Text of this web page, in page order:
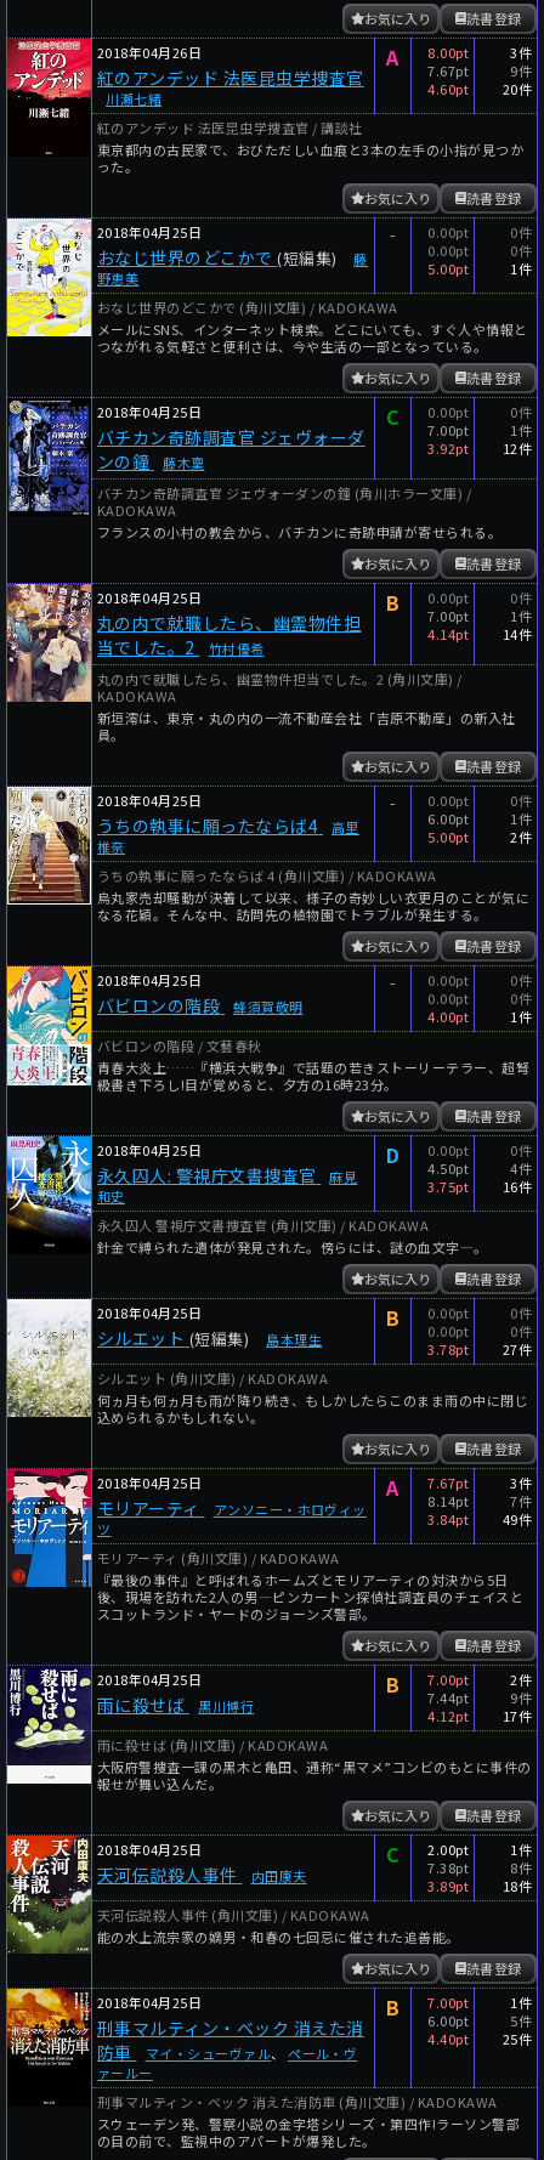
読書登録
お気に入り
2018年04月26日
紅のアンデッド 法医昆虫学捜査官
川瀬七緒
A
8.00pt
7.67pt
4.60pt
3件
9件
20件
紅のアンデッド 法医昆虫学捜査官 / 講談社
東京都内の古民家で、おびただしい血痕と3本の左手の小指が見つか
った。
読書登録
お気に入り
2018年04月25日
おなじ世界のどこかで (短編集)
藤
野恵美
-
0.00pt
0.00pt
5.00pt
0件
0件
1件
おなじ世界のどこかで (角川文庫) / KADOKAWA
メールにSNS、インターネット検索。どこにいても、すぐ人や情報と
つながれる気軽さと便利さは、今や生活の一部となっている。
読書登録
お気に入り
2018年04月25日
バチカン奇跡調査官 ジェヴォーダ
ンの鐘
藤木稟
C
0.00pt
7.00pt
3.92pt
0件
1件
12件
バチカン奇跡調査官 ジェヴォーダンの鐘 (角川ホラー文庫) /
KADOKAWA
フランスの小村の教会から、バチカンに奇跡申請が寄せられる。
読書登録
お気に入り
2018年04月25日
丸の内で就職したら、幽霊物件担
当でした。2
竹村優希
B
0.00pt
7.00pt
4.14pt
0件
1件
14件
丸の内で就職したら、幽霊物件担当でした。2 (角川文庫) /
KADOKAWA
新垣澪は、東京・丸の内の一流不動産会社「吉原不動産」の新入社
員。
読書登録
お気に入り
2018年04月25日
うちの執事に願ったならば4
高里
椎奈
-
0.00pt
6.00pt
5.00pt
0件
1件
2件
うちの執事に願ったならば 4 (角川文庫) / KADOKAWA
烏丸家売却騒動が決着して以来、様子の奇妙しい衣更月のことが気に
なる花穎。そんな中、訪問先の植物園でトラブルが発生する。
読書登録
お気に入り
2018年04月25日
バビロンの階段 蜂須賀敬明
-
0.00pt
0.00pt
4.00pt
0件
0件
1件
バビロンの階段 / 文藝春秋
青春大炎上……『横浜大戦争』で話題の若きストーリーテラー、超弩
級書き下ろし!目が覚めると、夕方の16時23分。
読書登録
お気に入り
2018年04月25日
永久囚人: 警視庁文書捜査官
麻見
和史
D
0.00pt
4.50pt
3.75pt
0件
4件
16件
永久囚人 警視庁文書捜査官 (角川文庫) / KADOKAWA
針金で縛られた遺体が発見された。傍らには、謎の血文字―。
読書登録
お気に入り
2018年04月25日
シルエット (短編集) 島本理生
B
0.00pt
0.00pt
3.78pt
0件
0件
27件
シルエット (角川文庫) / KADOKAWA
何ヵ月も何ヵ月も雨が降り続き、もしかしたらこのまま雨の中に閉じ
込められるかもしれない。
読書登録
お気に入り
2018年04月25日
モリアーティ
アンソニー・ホロヴィッ
ツ
A
7.67pt
8.14pt
3.84pt
3件
7件
49件
モリアーティ (角川文庫) / KADOKAWA
『最後の事件』と呼ばれるホームズとモリアーティの対決から5日
後、現場を訪れた2人の男―ピンカートン探偵社調査員のチェイスと
スコットランド・ヤードのジョーンズ警部。
読書登録
お気に入り
2018年04月25日
雨に殺せば 黒川博行
B
7.00pt
7.44pt
4.12pt
2件
9件
17件
雨に殺せば (角川文庫) / KADOKAWA
大阪府警捜査一課の黒木と亀田、通称“黒マメ”コンビのもとに事件の
報せが舞い込んだ。
読書登録
お気に入り
2018年04月25日
天河伝説殺人事件 内田康夫
C
2.00pt
7.38pt
3.89pt
1件
8件
18件
天河伝説殺人事件 (角川文庫) / KADOKAWA
能の水上流宗家の嫡男・和春の七回忌に催された追善能。
読書登録
お気に入り
2018年04月25日
刑事マルティン・ベック 消えた消
防車
マイ・シューヴァル、ペール・ヴ
ァールー
B
7.00pt
6.00pt
4.40pt
1件
5件
25件
刑事マルティン・ベック 消えた消防車 (角川文庫) / KADOKAWA
スウェーデン発、警察小説の金字塔シリーズ・第四作!ラーソン警部
の目の前で、監視中のアパートが爆発した。